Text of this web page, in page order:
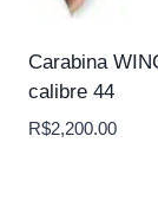
Carabina
calibre 44
R$2,200.00